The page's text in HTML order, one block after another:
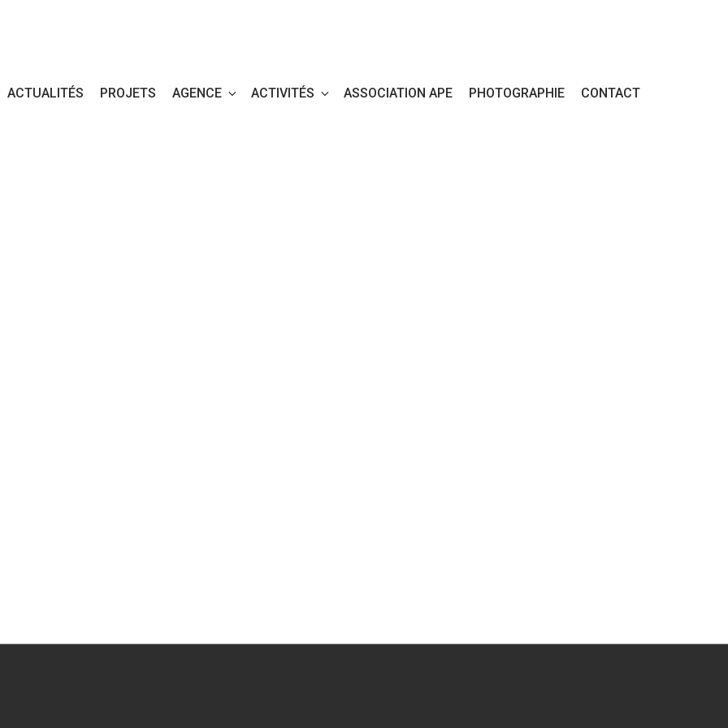
ACTUALITÉS PROJETS AGENCE ACTIVITÉS ASSOCIATION APE PHOTOGRAPHIE CONTACT